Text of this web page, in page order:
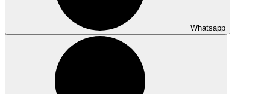
Whatsapp